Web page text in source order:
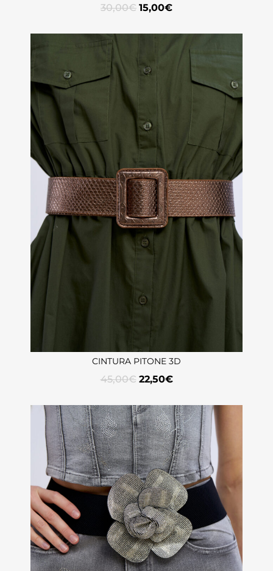
30,00€ 15,00€
CINTURA PITONE 3D
45,00€ 22,50€